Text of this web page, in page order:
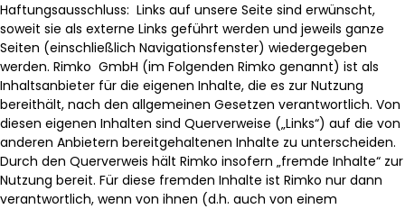
Haftungsausschluss: Links auf unsere Seite sind erwünscht,
soweit sie als externe Links geführt werden und jeweils ganze
Seiten (einschließlich Navigationsfenster) wiedergegeben
werden. Rimko GmbH (im Folgenden Rimko genannt) ist als
Inhaltsanbieter für die eigenen Inhalte, die es zur Nutzung
bereithält, nach den allgemeinen Gesetzen verantwortlich. Von
diesen eigenen Inhalten sind Querverweise („Links“) auf die von
anderen Anbietern bereitgehaltenen Inhalte zu unterscheiden.
Durch den Querverweis hält Rimko insofern „fremde Inhalte“ zur
Nutzung bereit. Für diese fremden Inhalte ist Rimko nur dann
verantwortlich, wenn von ihnen (d.h. auch von einem